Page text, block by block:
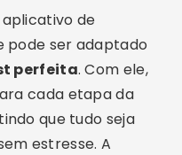
de
pode ser adaptado
perfeita. Com ele,
cada etapa da
que tudo seja
estresse. A